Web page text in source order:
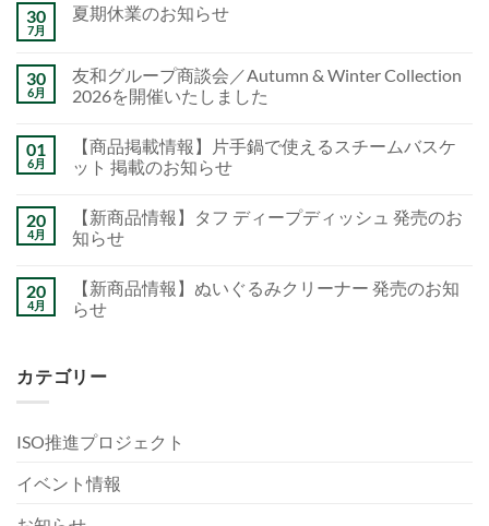
30
7月
夏期休業のお知らせ
30
6月
友和グループ商談会／Autumn & Winter Collection
2026を開催いたしました
01
6月
【商品掲載情報】片手鍋で使えるスチームバスケ
ット 掲載のお知らせ
20
4月
【新商品情報】タフ ディープディッシュ 発売のお
知らせ
20
4月
【新商品情報】ぬいぐるみクリーナー 発売のお知
らせ
カテゴリー
ISO推進プロジェクト
イベント情報